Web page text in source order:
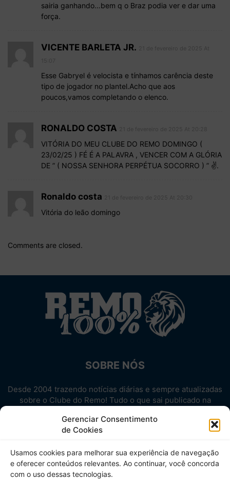
Gerenciar Consentimento
de Cookies
Usamos cookies para melhorar sua experiência de navegação
e oferecer conteúdos relevantes. Ao continuar, você concorda
com o uso dessas tecnologias.
sairia ganhando…bem q o Braz podia ver e dar uma
força.
VICENTE BARLETA JR.
Esse Gabryel é velocista e tínhamos carência deste
tipo de jogador no plantel.Acho que aos
poucos,vamos completando o elenco.
RONALDO COSTA
VITÓRIA DO MEU CLUBE DO REMO DOMINGO (
23/02/25 ) FÉ É A PALAVRA , VENCER COM A GLÓRIA
DE ” ( NOSSA SENHORA PERPÉTUA SOCORRO ) ” ✌.
Ronaldo costa
Vitória do leão domingo
Comments are closed.
SOBRE NÓS
Desde 2004 trazendo notícias diárias e sempre atualizadas
sobre o Clube do Remo! Tudo o que sai publicado na
Aproveite! Site não-oficial.
SIGA-NOS